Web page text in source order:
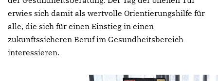
erwies sich damit als wertvolle Orientierungshilfe für
alle, die sich für einen Einstieg in einen
zukunftssicheren Beruf im Gesundheitsbereich
interessieren.